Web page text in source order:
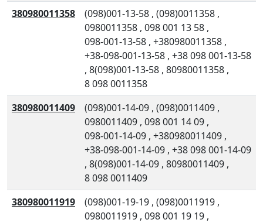
380980011358
(098)001-13-58 , (098)0011358 ,
0980011358 , 098 001 13 58 ,
098-001-13-58 , +380980011358 ,
+38-098-001-13-58 , +38 098 001-13-58
, 8(098)001-13-58 , 80980011358 ,
8 098 0011358
380980011409
(098)001-14-09 , (098)0011409 ,
0980011409 , 098 001 14 09 ,
098-001-14-09 , +380980011409 ,
+38-098-001-14-09 , +38 098 001-14-09
, 8(098)001-14-09 , 80980011409 ,
8 098 0011409
380980011919
(098)001-19-19 , (098)0011919 ,
0980011919 , 098 001 19 19 ,